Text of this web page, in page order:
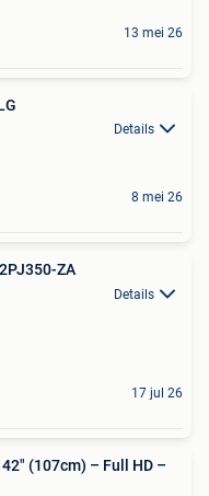
13 mei 26
Details
8 mei 26
ZA
Details
17 jul 26
(107cm) – Full HD –